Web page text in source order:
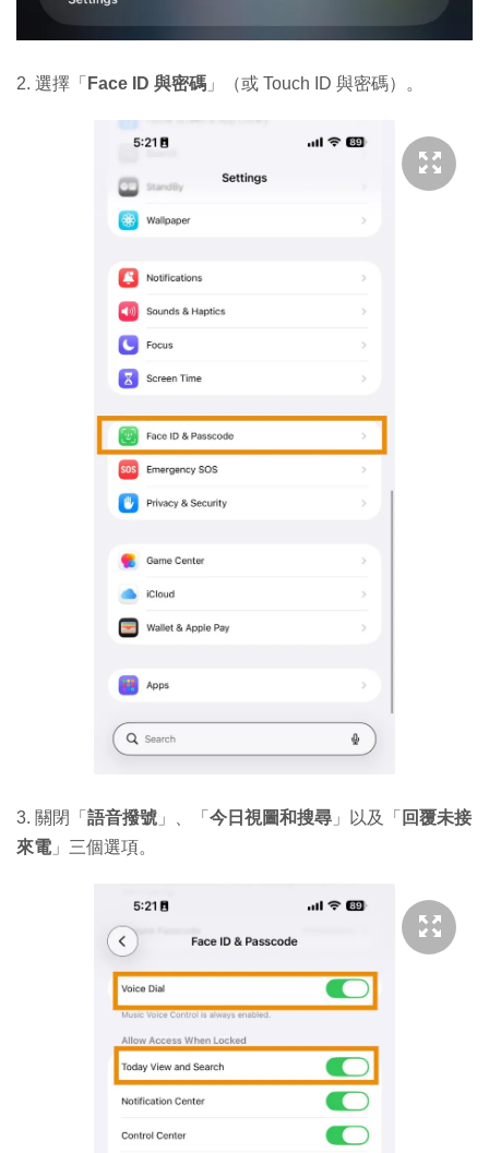
2. 選擇「 Face ID 與密碼 」（或 Touch ID 與密碼）。
3. 關閉「 語音撥號 」、「 今日視圖和搜尋 」以及「 回覆未接
來電 」三個選項。